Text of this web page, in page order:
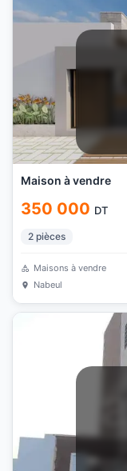
Maison à vendre
350 000 DT
2 pièces
Maisons à vendre
Nabeul